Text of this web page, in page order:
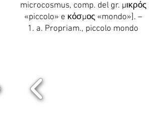
microcosmus, comp. del gr. μικρός
«piccolo» e κόσμος «mondo»]. –
1. a. Propriam., piccolo mondo